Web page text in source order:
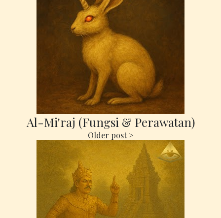
Al-Mi'raj (Fungsi & Perawatan)